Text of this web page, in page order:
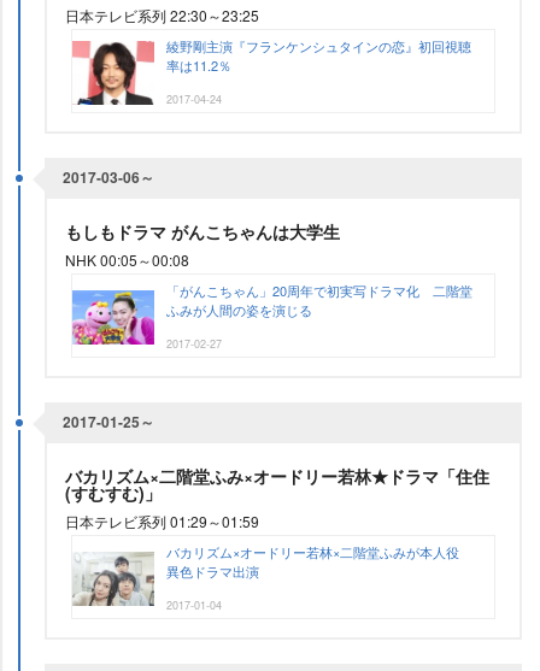
日本テレビ系列 22:30～23:25
綾野剛主演『フランケンシュタインの恋』初回視聴
率は11.2％
2017-04-24
2017-03-06～
もしもドラマ がんこちゃんは大学生
NHK 00:05～00:08
「がんこちゃん」20周年で初実写ドラマ化 二階堂
ふみが人間の姿を演じる
2017-02-27
2017-01-25～
バカリズム×二階堂ふみ×オードリー若林★ドラマ「住住
(すむすむ)」
日本テレビ系列 01:29～01:59
バカリズム×オードリー若林×二階堂ふみが本人役
異色ドラマ出演
2017-01-04